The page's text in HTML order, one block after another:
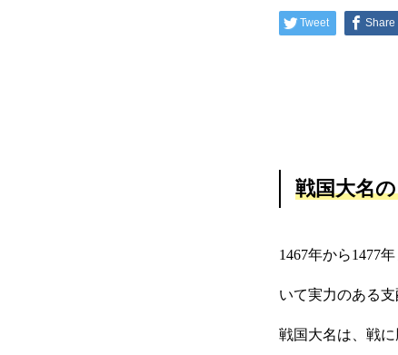
Tweet Share
戦国大名
1467年から1477
いて実力のある
戦国大名は、戦